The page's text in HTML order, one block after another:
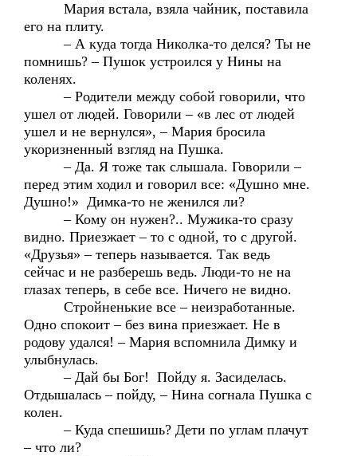
Мария встала, взяла чайник, поставила
его на плиту.
– А куда тогда Николка-то делся? Ты не
помнишь? – Пушок устроился у Нины на
коленях.
– Родители между собой говорили, что
ушел от людей. Говорили – «в лес от людей
ушел и не вернулся», – Мария бросила
укоризненный взгляд на Пушка.
– Да. Я тоже так слышала. Говорили –
перед этим ходил и говорил все: «Душно мне.
Душно!» Димка-то не женился ли?
– Кому он нужен?.. Мужика-то сразу
видно. Приезжает – то с одной, то с другой.
«Друзья» – теперь называется. Так ведь
сейчас и не разберешь ведь. Люди-то не на
глазах теперь, в себе все. Ничего не видно.
Стройненькие все – неизработанные.
Одно спокоит – без вина приезжает. Не в
родову удался! – Мария вспомнила Димку и
улыбнулась.
– Дай бы Бог! Пойду я. Засиделась.
Отдышалась – пойду, – Нина согнала Пушка с
колен.
– Куда спешишь? Дети по углам плачут
– что ли?